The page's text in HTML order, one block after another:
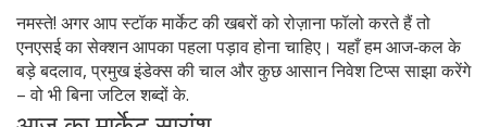
नमस्ते! अगर आप स्टॉक मार्केट की खबरों को रोज़ाना फॉलो करते हैं तो
एनएसई का सेक्शन आपका पहला पड़ाव होना चाहिए। यहाँ हम आज‑कल के
बड़े बदलाव, प्रमुख इंडेक्स की चाल और कुछ आसान निवेश टिप्स साझा करेंगे
– वो भी बिना जटिल शब्दों के.